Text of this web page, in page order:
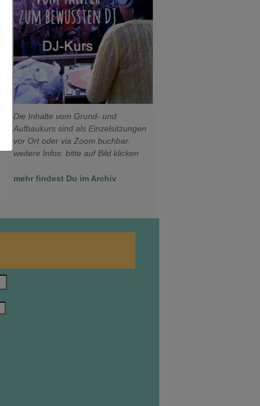
Die Inhalte vom Grund- und
Aufbaukurs sind als Einzelsitzungen
vor Ort oder via Zoom buchbar.
weitere Infos: bitte auf Bild klicken
mehr findest Du im Archiv